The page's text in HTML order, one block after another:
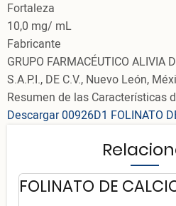
Fortaleza
10,0 mg/ mL
Fabricante
GRUPO FARMACÉUTICO ALIVIA
S.A.P.I., DE C.V., Nuevo León,
Resumen de las Características
Descargar 00926D1 FOLINATO
FOLINATO DE